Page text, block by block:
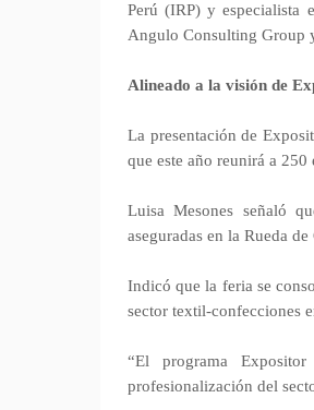
Perú (IRP) y especialista
Angulo Consulting Group
Alineado a la visión de
La presentación de
que este año reunirá a
Luisa Mesones señaló
aseguradas en la Rueda
Indicó que la feria se
sector textil-confecciones
“El programa
profesionalización del